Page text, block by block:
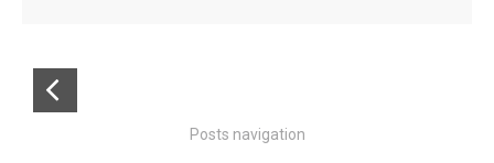
Posts navigation